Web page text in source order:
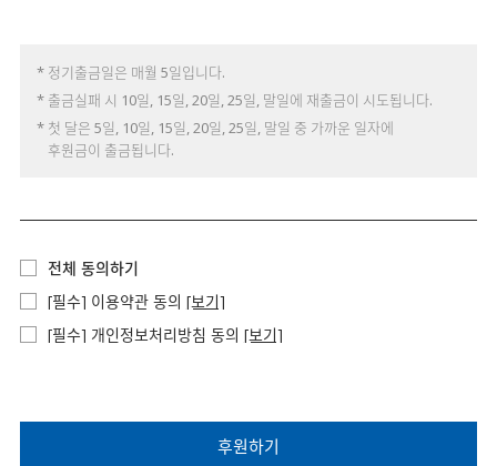
* 정기출금일은 매월 5일입니다.
* 출금실패 시 10일, 15일, 20일, 25일, 말일에 재출금이 시도됩니다.
* 첫 달은 5일, 10일, 15일, 20일, 25일, 말일 중 가까운 일자에
후원금이 출금됩니다.
전체 동의하기
[필수] 이용약관 동의 [보기]
[필수] 개인정보처리방침 동의 [보기]
후원하기